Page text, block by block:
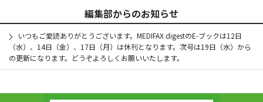
編集部からのお知らせ
いつもご愛読ありがとうございます。MEDIFAX digestのE-ブックは12日
（水）、14日（金）、17日（月）は休刊となります。次号は19日（水）から
の更新になります。どうぞよろしくお願いいたします。